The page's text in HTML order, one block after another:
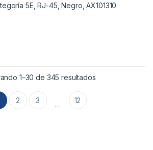
1–30 de 345 resultados
2 3 … 12